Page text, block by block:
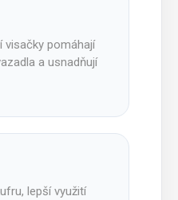
visačky pomáhají
a usnadňují
lepší využití